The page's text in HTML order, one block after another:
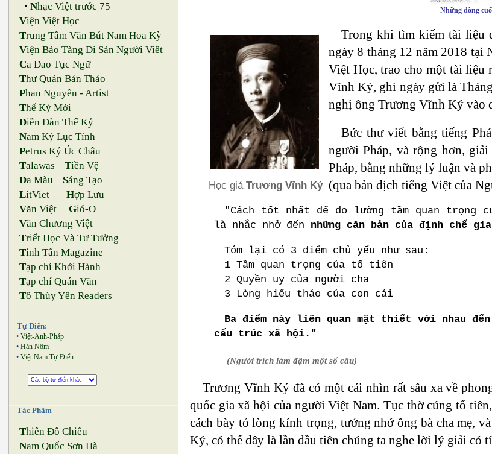
•Nhạc Việt trước 75
Viện Việt Học
Trung Tâm Văn Bút Nam Hoa Kỳ
Viện Bảo Tàng Di Sản Người Viêt
Ca Dao Tục Ngữ
Thư Quán Bản Thảo
Phan Nguyên - Artist
Thế Kỷ Mới
Diễn Đàn Thế Kỷ
Nam Kỳ Lục Tỉnh
Petrus Ký Úc Châu
Talawas Tiền Vệ
Da Màu Sáng Tạo
LitViet Hợp Lưu
Văn Việt Gió-O
Văn Chương Việt
Triết Học Và Tư Tưởng
Tinh Tấn Magazine
Tạp chí Khởi Hành
Tạp chí Quán Văn
Tô Thùy Yên Readers
Tự Điển:
• Việt-Anh-Pháp
• Hán Nôm
• Việt Nam Tự Điển
Tác Phẩm
Thiên Đô Chiếu
Nam Quốc Sơn Hà
Những dòng
Học giả Trương Vĩnh Ký
Trong khi tìm kiếm tài liệu
ngày 8 tháng 12 năm 2018 tại
Việt Học, trao cho một tài liệu
Vĩnh Ký, ghi ngày gửi là
nghị ông Trương Vĩnh Ký vào
Bức thư viết bằng tiếng
người Pháp, và rộng hơn,
Pháp, bằng những lý luận và
(qua bản dịch tiếng Việt của
"Cách tốt nhất để đo lường tầm quan trọng
là nhắc nhở đến những căn bản của định chế gia
Tóm lại có 3 điểm chủ yếu như sau:
1 Tầm quan trọng của tổ tiên
2 Quyền uy của người cha
3 Lòng hiếu thảo của con cái
Ba điểm này liên quan mật thiết với nhau
cấu trúc xã hội."
(Người trích làm đậm một số câu)
Trương Vĩnh Ký đã có một cái nhìn rất sâu xa về
quốc gia xã hội của người Việt Nam. Tục thờ cúng tổ
cách bày tỏ lòng kính trọng, tưởng nhớ ông bà cha mẹ,
Ký, có thể đây là lần đầu tiên chúng ta nghe lời lý giải